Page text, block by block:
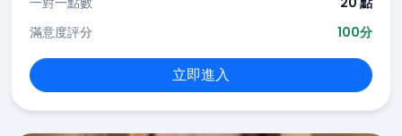
滿意度評分
100分
立即進入